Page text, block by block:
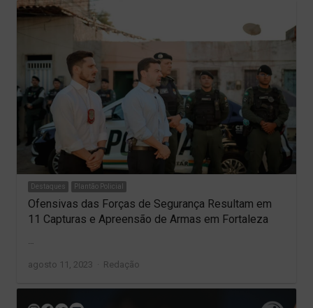
Destaques Plantão Policial
Ofensivas das Forças de Segurança Resultam em
11 Capturas e Apreensão de Armas em Fortaleza
agosto 11, 2023 Author
Redação